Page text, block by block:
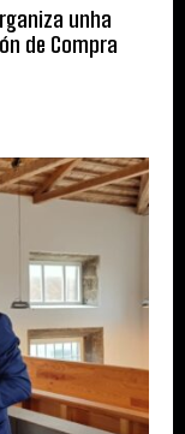
unha
de Compra